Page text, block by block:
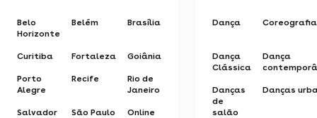
Belo
Horizonte
Belém Brasília
Curitiba Fortaleza Goiânia
Porto
Alegre
Recife
Rio de
Janeiro
Salvador São Paulo Online
Dança Coreografia
Dança
Clássica
Dança
Danças
de
salão
Danças